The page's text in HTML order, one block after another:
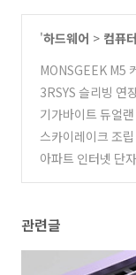
'하드웨어 > 컴퓨
MONSGEEK M5
(4)
3RSYS 슬리빙 연
갖자 (4)
기가바이트 듀얼
이피 (0)
스카이레이크 조
터 조립하기
(75)
아파트 인터넷 단
관련글